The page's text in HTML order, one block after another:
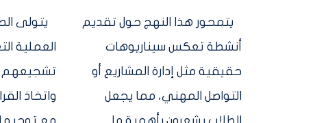
يتمحور هذا النهج حول تقديم
أنشطة تعكس سيناريوهات
حقيقية مثل إدارة المشاريع أو
التواصل المهني، مما يجعل
يتولى
العملية
تشجيعهم
واتخاذ